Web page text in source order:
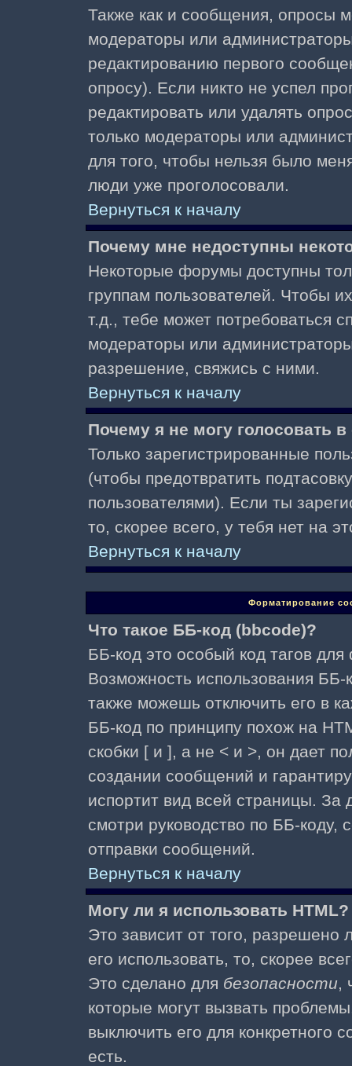
Также как и сообщения, опросы
модераторы или
редактированию первого
опросу). Если никто не успел
редактировать или удалять
только модераторы или
для того, чтобы нельзя было
люди уже проголосовали.
Вернуться к началу
Почему мне недоступны
Некоторые форумы доступны
группам пользователей. Чтобы
т.д., тебе может потребоваться
модераторы или
разрешение, свяжись с ними.
Вернуться к началу
Почему я не могу голосовать
Только зарегистрированные
(чтобы предотвратить
пользователями). Если ты
то, скорее всего, у тебя нет на
Вернуться к началу
Форматирование
Что такое ББ-код (bbcode)?
ББ-код это особый код тагов
Возможность использования
также можешь отключить его в
ББ-код по принципу похож на
скобки [ и ], а не < и >, он дает
создании сообщений и
испортит вид всей страницы.
смотри руководство по ББ-коду,
отправки сообщений.
Вернуться к началу
Могу ли я использовать HTML?
Это зависит от того,
его использовать, то, скорее
Это сделано для безопасности,
которые могут вызвать
выключить его для конкретного
есть.